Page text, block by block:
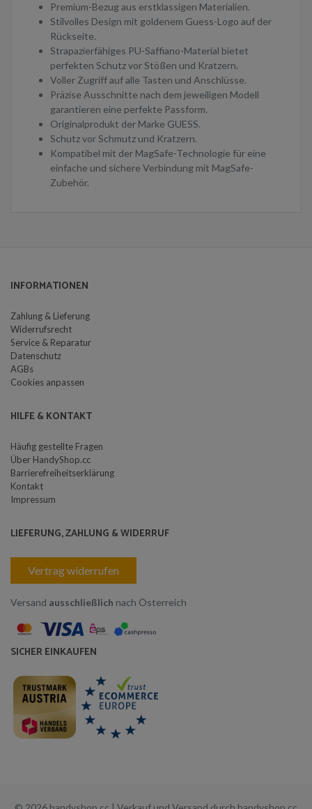
Premium-Bezug aus erstklassigen Materialien.
Stilvolles Design mit goldenem Guess-Logo auf der
Rückseite.
Strapazierfähiges PU-Saffiano-Material bietet
perfekten Schutz vor Stößen und Kratzern.
Voller Zugriff auf alle Tasten und Anschlüsse.
Präzise Ausschnitte nach dem jeweiligen Modell
garantieren eine perfekte Passform.
Originalprodukt der Marke GUESS.
Schutz vor Schmutz und Kratzern.
Kompatibel mit der MagSafe-Technologie für eine
einfache und sichere Verbindung mit MagSafe-
Zubehör.
INFORMATIONEN
Zahlung & Lieferung
Widerrufsrecht
Service & Reparatur
Datenschutz
AGBs
Cookies anpassen
HILFE & KONTAKT
Häufig gestellte Fragen
Über HandyShop.cc
Barrierefreiheitserklärung
Kontakt
Impressum
LIEFERUNG, ZAHLUNG & WIDERRUF
Vertrag widerrufen
Versand ausschließlich nach Österreich
SICHER EINKAUFEN